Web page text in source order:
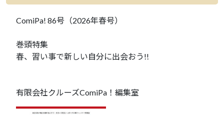
ComiPa! 86号（2026年春号）
巻頭特集
春、習い事で新しい自分に出会おう!!
有限会社クルーズComiPa！編集室